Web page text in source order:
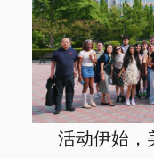
活动伊始，